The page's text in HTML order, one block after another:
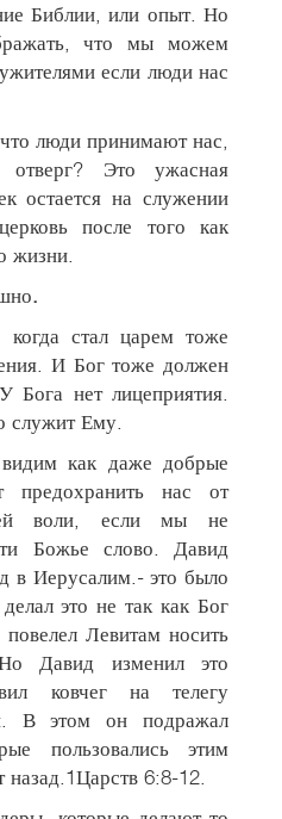
Библии, или опыт. Но
что мы можем
если люди нас
люди принимают нас,
Это ужасная
остается на служении
после того как
жизни.
.
стал царем тоже
И Бог тоже должен
Бога нет лицеприятия.
служит Ему.
как даже добрые
предохранить нас от
воли, если мы не
Божье слово. Давид
в Иерусалим.- это было
это не так как Бог
Левитам носить
Давид изменил это
ковчег на телегу
В этом он подражал
пользовались этим
назад.1Царств 6:8-12.